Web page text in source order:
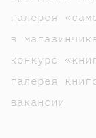
галерея
в
конкурс
галерея
вакансии